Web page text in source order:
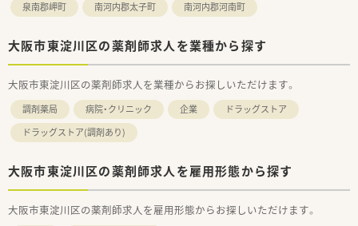
泉南郡岬町
南河内郡太子町 南河内郡河南町
大阪市東淀川区の薬剤師求人を業種から探す
大阪市東淀川区の薬剤師求人を業種からお探しいただけます。
調剤薬局 病院・クリニック 企業
ドラッグストア
ドラッグストア(調剤あり)
大阪市東淀川区の薬剤師求人を雇用形態から探す
大阪市東淀川区の薬剤師求人を雇用形態からお探しいただけます。